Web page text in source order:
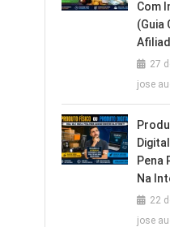
Com
(Guia
27
jose
Pena
Na
22
jose